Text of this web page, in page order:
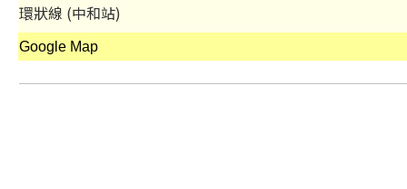
環狀線 (中和站)
Google Map